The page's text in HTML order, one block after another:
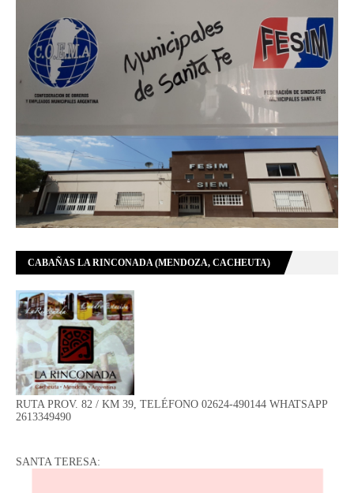
CABAÑAS LA RINCONADA (MENDOZA, CACHEUTA)
RUTA PROV. 82 / KM 39, TELÉFONO 02624-490144 WHATSAPP
2613349490
SANTA TERESA: